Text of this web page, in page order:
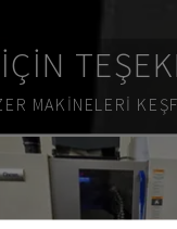
MAKINELERI